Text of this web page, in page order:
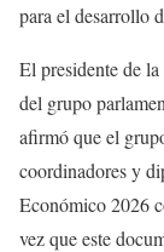
para el desarrollo
El presidente de
del grupo
afirmó que el
coordinadores y
Económico 2026
vez que este